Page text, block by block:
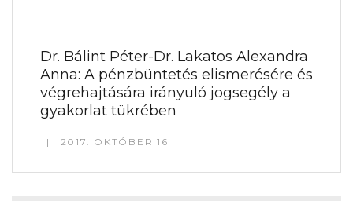
Dr. Bálint Péter-Dr. Lakatos Alexandra
Anna: A pénzbüntetés elismerésére és
végrehajtására irányuló jogsegély a
gyakorlat tükrében
2017. OKTÓBER 16